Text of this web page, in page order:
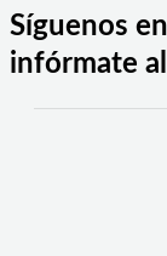
Síguenos
infórmate